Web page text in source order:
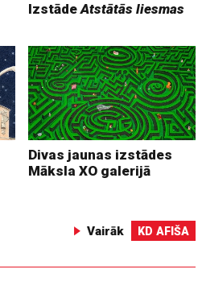
IzstādeAtstātās liesmas
Divas jaunas izstādes
Māksla XO galerijā
Vairāk KD AFIŠA